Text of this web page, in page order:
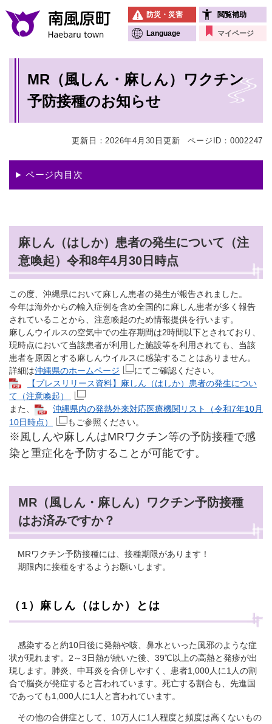
メニューを飛ばして本文へ
防災・災害 閲覧補助
Language マイページ
MR（風しん・麻しん）ワクチン
予防接種のお知らせ
更新日：2026年4月30日更新 ページID：0002247
ページ内目次
麻しん（はしか）患者の発生について（注
意喚起）令和8年4月30日時点
この度、沖縄県において麻しん患者の発生が報告されました。
今年は海外からの輸入症例を含め全国的に麻しん患者が多く報告
されていることから、注意喚起のため情報提供を行います。
麻しんウイルスの空気中での生存期間は2時間以下とされており、
現時点において当該患者が利用した施設等を利用されても、当該
患者を原因とする麻しんウイルスに感染することはありません。
詳細は沖縄県のホームページ
にてご確認ください。
【プレスリリース資料】麻しん（はしか）患者の発生につい
て（注意喚起）
また、
沖縄県内の発熱外来対応医療機関リスト（令和7年10月
10日時点）
もご参照ください。​
※風しんや麻しんはMRワクチン等の予防接種で感
染と重症化を予防することが可能です。
MR（風しん・麻しん）ワクチン予防接種
はお済みですか？
MRワクチン予防接種には、接種期限があります！
期限内に接種をするようお願いします。
（1）麻しん（はしか）とは
感染すると約10日後に発熱や咳、鼻水といった風邪のような症
状が現れます。2～3日熱が続いた後、39℃以上の高熱と発疹が出
現します。肺炎、中耳炎を合併しやすく、患者1,000人に1人の割
合で脳炎が発症すると言われています。死亡する割合も、先進国
であっても1,000人に1人と言われています。
その他の合併症として、10万人に1人程度と頻度は高くないもの